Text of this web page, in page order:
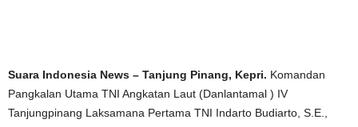
Suara Indonesia News – Tanjung Pinang, Kepri. Komandan
Pangkalan Utama TNI Angkatan Laut (Danlantamal ) IV
Tanjungpinang Laksamana Pertama TNI Indarto Budiarto, S.E.,